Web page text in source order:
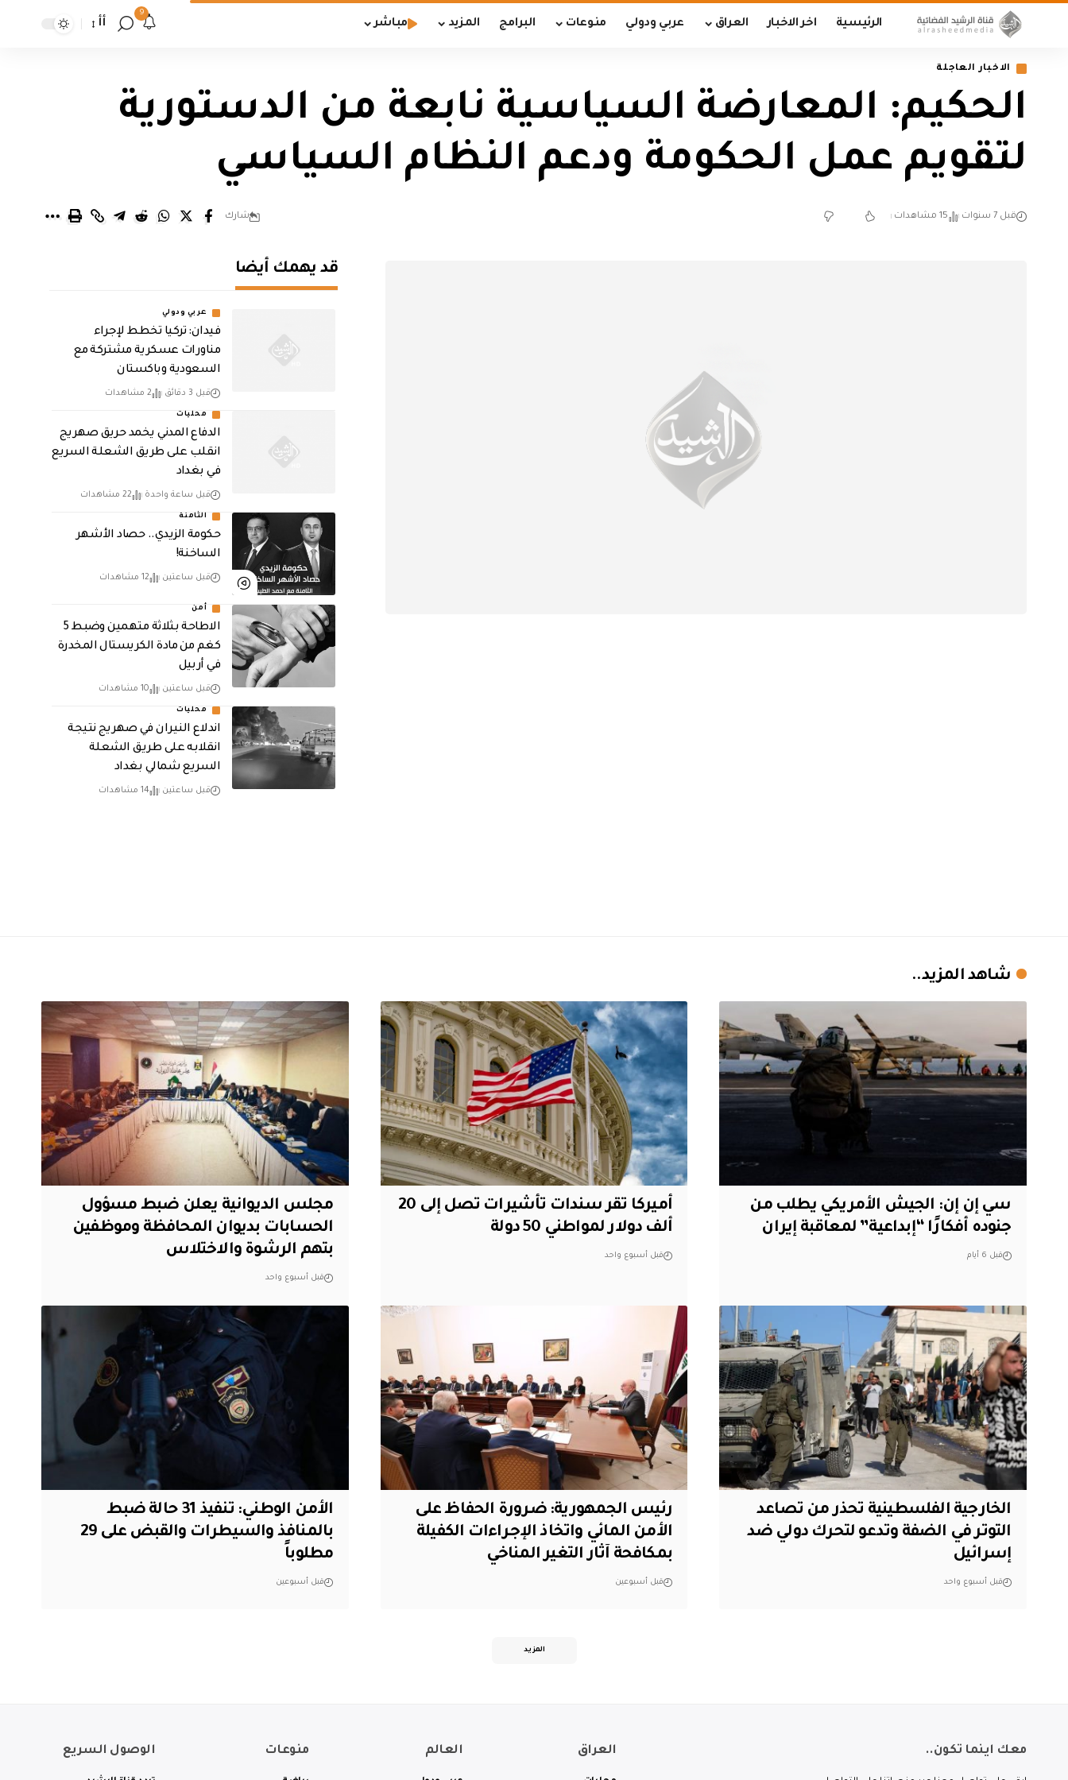
الرئيسية اخر الاخبار العراق عربي ودولي منوعات البرامج المزيد مباشر
9
أأ
الاخبار العاجلة
الحكيم: المعارضة السياسية نابعة من الدستورية
لتقويم عمل الحكومة ودعم النظام السياسي
قبل 7 سنوات 15 مشاهدات شارك
قد يهمك أيضا
عربي ودولي
فيدان: تركيا تخطط لإجراء
مناورات عسكرية مشتركة مع
السعودية وباكستان
قبل 3 دقائق 2 مشاهدات
محليات
الدفاع المدني يخمد حريق صهريج
انقلب على طريق الشعلة السريع
في بغداد
قبل ساعة واحدة 22 مشاهدات
الثامنة
حكومة الزيدي.. حصاد الأشهر
الساخنة!
قبل ساعتين 12 مشاهدات
أمن
الاطاحة بثلاثة متهمين وضبط 5
كغم من مادة الكريستال المخدرة ​
في أربيل
قبل ساعتين 10 مشاهدات
محليات
اندلاع النيران في صهريج نتيجة
انقلابه على طريق الشعلة
السريع شمالي بغداد
قبل ساعتين 14 مشاهدات
شاهد المزيد..
سي إن إن: الجيش الأمريكي يطلب من
جنوده أفكارًا “إبداعية” لمعاقبة إيران
قبل 6 أيام
أميركا تقر سندات تأشيرات تصل إلى 20
ألف دولار لمواطني 50 دولة
قبل أسبوع واحد
مجلس الديوانية يعلن ضبط مسؤول
الحسابات بديوان المحافظة وموظفين
بتهم الرشوة والاختلاس
قبل أسبوع واحد
الخارجية الفلسطينية تحذر من تصاعد
التوتر في الضفة وتدعو لتحرك دولي ضد
إسرائيل
قبل أسبوع واحد
رئيس الجمهورية: ضرورة الحفاظ على
الأمن المائي واتخاذ الإجراءات الكفيلة
بمكافحة آثار التغير المناخي
قبل أسبوعين
الأمن الوطني: تنفيذ 31 حالة ضبط
بالمنافذ والسيطرات والقبض على 29
مطلوباً
قبل أسبوعين
المزيد
معك اينما تكون.. العراق العالم منوعات الوصول السريع